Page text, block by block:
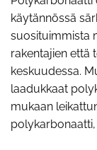
käytännössä
suosituimmista
rakentajien että
keskuudessa.
laadukkaat
mukaan
polykarbonaatti,